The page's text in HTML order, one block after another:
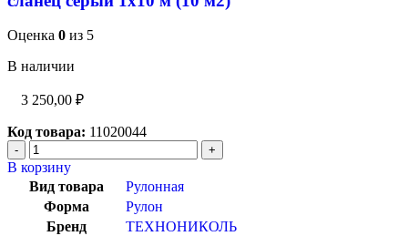
Оценка 0 из 5
В наличии
3 250,00 ₽
Код товара: 11020044
В корзину
Вид товара
Рулонная
Форма
Рулон
Бренд
ТЕХНОНИКОЛЬ